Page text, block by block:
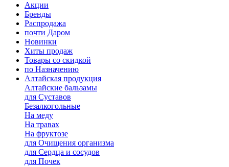
Акции
Бренды
Распродажа
почти Даром
Новинки
Хиты продаж
Товары со скидкой
по Назначению
Алтайская продукция
Алтайские бальзамы
для Суставов
Безалкогольные
На меду
На травах
На фруктозе
для Очищения организма
для Сердца и сосудов
для Почек